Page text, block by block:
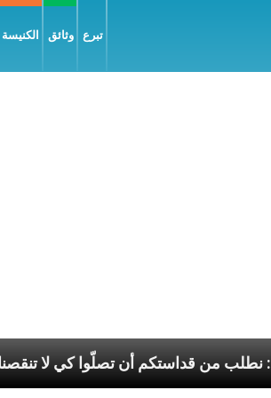
وثائق تبرع
الشبيبة للبابا: نطلب من قداستكم أن تصلّوا